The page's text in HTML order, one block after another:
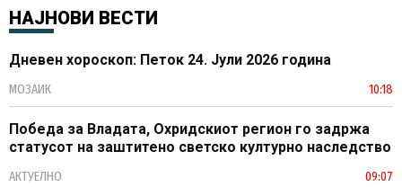
НАЈНОВИ ВЕСТИ
Дневен хороскоп: Петок 24. Јули 2026 година
МОЗАИК 10:18
Победа за Владата, Охридскиот регион го задржа
статусот на заштитено светско културно наследство
АКТУЕЛНО 09:07